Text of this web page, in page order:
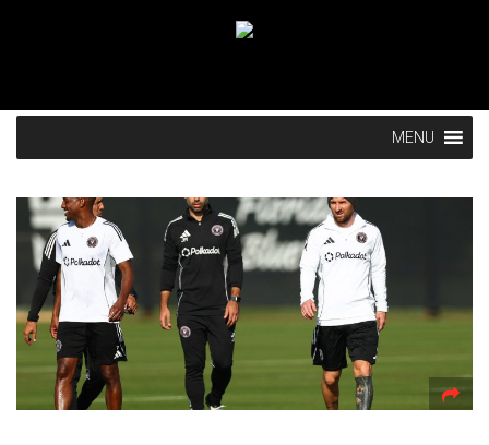
MENU